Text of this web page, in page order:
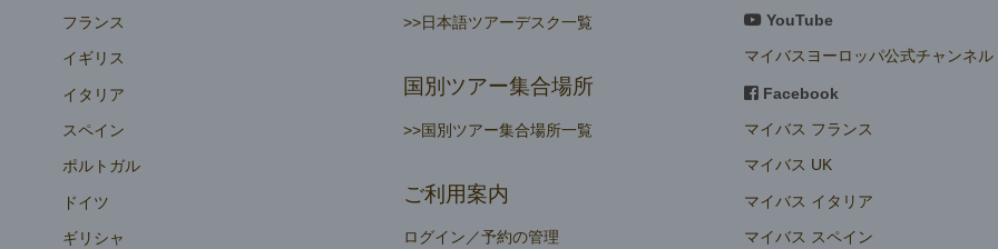
フランス
イギリス
イタリア
スペイン
ポルトガル
ドイツ
ギリシャ
>>日本語ツアーデスク一覧
国別ツアー集合場所
>>国別ツアー集合場所一覧
ご利用案内
ログイン／予約の管理
YouTube
マイバスヨーロッパ公式チャンネル
Facebook
マイバス フランス
マイバス UK
マイバス イタリア
マイバス スペイン